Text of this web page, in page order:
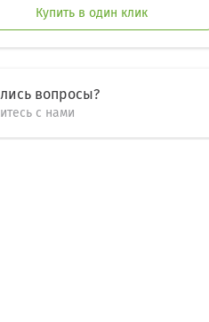
Купить в один клик
вопросы?
с нами